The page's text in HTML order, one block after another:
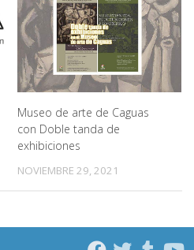
Museo de arte de Caguas
con Doble tanda de
exhibiciones
NOVIEMBRE 29, 2021